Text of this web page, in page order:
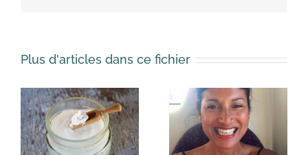
Plus d'articles dans ce fichier